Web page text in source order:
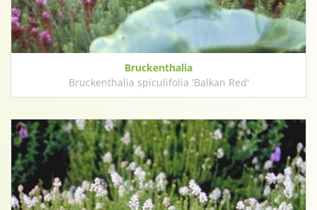
Bruckenthalia
Bruckenthalia spiculifolia 'Balkan Red'